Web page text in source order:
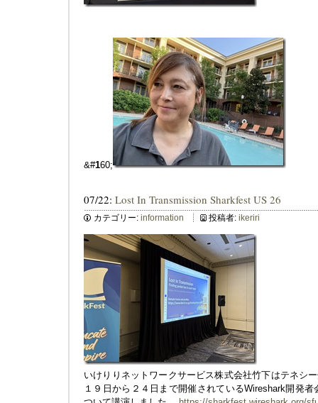
&#160;
07/22: Lost In Transmission Sharkfest US 26
カテゴリー: information 投稿者: ikeriri
いけりりネットワークサービス株式会社竹下はテネシ
１９日から２４日まで開催されているWireshark開発